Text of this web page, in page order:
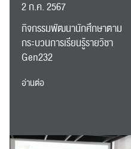
2 ก.ค. 2567
กิจกรรมพัฒนานักศึกษาตาม
กระบวนการเรียนรู้รายวิชา
Gen232
อ่านต่อ